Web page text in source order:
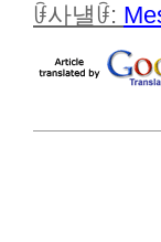
ꀰ사냴ꀰ: